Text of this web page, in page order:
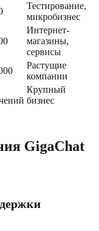
Тестирование,
микробизнес
Интернет-
магазины,
сервисы
Растущие
компании
Крупный
бизнес
GigaChat